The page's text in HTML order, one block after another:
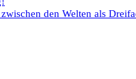
den Welten als